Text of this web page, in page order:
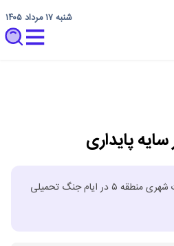
شنبه ۱۷ مرداد ۱۴۰۵
پایداری
کارنامه ۳ ماهه معاونت خدمات شهری منطقه ۵ در ایام جنگ تحمیلی